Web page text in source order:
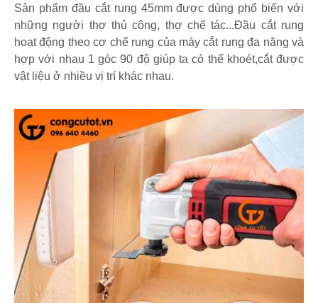
Sản phẩm đầu cắt rung 45mm được dùng phổ biến với
những người thợ thủ công, thợ chế tác...Đầu cắt rung
hoạt động theo cơ chế rung của máy cắt rung đa năng và
hợp với nhau 1 góc 90 độ giúp ta có thể khoét,cắt được
vật liệu ở nhiều vị trí khác nhau.